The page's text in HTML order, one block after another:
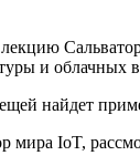
и облачных
найдет
мира IoT,